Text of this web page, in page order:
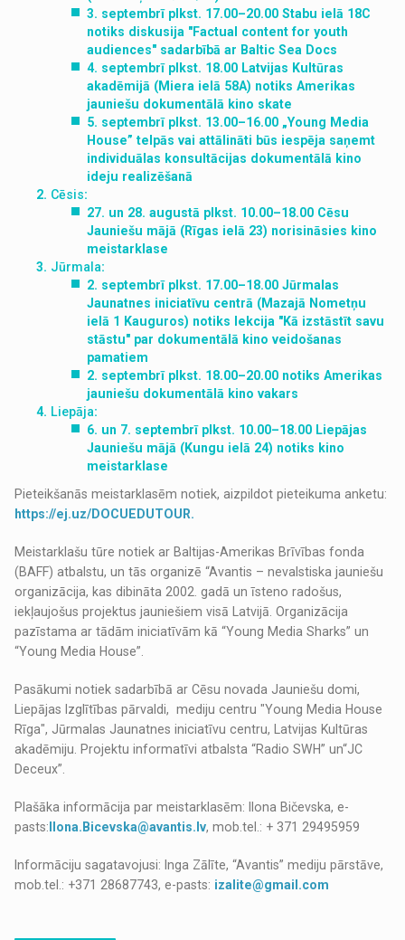
3. septembrī plkst. 17.00–20.00 Stabu ielā 18C
notiks diskusija "Factual content for youth
audiences" sadarbībā ar Baltic Sea Docs
4. septembrī plkst. 18.00 Latvijas Kultūras
akadēmijā (Miera ielā 58A) notiks Amerikas
jauniešu dokumentālā kino skate
5. septembrī plkst. 13.00–16.00 „Young Media
House” telpās vai attālināti būs iespēja saņemt
individuālas konsultācijas dokumentālā kino
ideju realizēšanā
Cēsis:
27. un 28. augustā plkst. 10.00–18.00 Cēsu
Jauniešu mājā (Rīgas ielā 23) norisināsies kino
meistarklase
Jūrmala:
2. septembrī plkst. 17.00–18.00 Jūrmalas
Jaunatnes iniciatīvu centrā (Mazajā Nometņu
ielā 1 Kauguros) notiks lekcija "Kā izstāstīt savu
stāstu" par dokumentālā kino veidošanas
pamatiem
2. septembrī plkst. 18.00–20.00 notiks Amerikas
jauniešu dokumentālā kino vakars
Liepāja:
6. un 7. septembrī plkst. 10.00–18.00 Liepājas
Jauniešu mājā (Kungu ielā 24) notiks kino
meistarklase
Pieteikšanās meistarklasēm notiek, aizpildot pieteikuma anketu:
https://ej.uz/DOCUEDUTOUR.
Meistarklašu tūre notiek ar Baltijas-Amerikas Brīvības fonda
(BAFF) atbalstu, un tās organizē “Avantis – nevalstiska jauniešu
organizācija, kas dibināta 2002. gadā un īsteno radošus,
iekļaujošus projektus jauniešiem visā Latvijā. Organizācija
pazīstama ar tādām iniciatīvām kā “Young Media Sharks” un
“Young Media House”.
Pasākumi notiek sadarbībā ar Cēsu novada Jauniešu domi,
Liepājas Izglītības pārvaldi, mediju centru "Young Media House
Rīga", Jūrmalas Jaunatnes iniciatīvu centru, Latvijas Kultūras
akadēmiju. Projektu informatīvi atbalsta “Radio SWH” un“JC
Deceux”.
Plašāka informācija par meistarklasēm: Ilona Bičevska, e-
pasts: Ilona.Bicevska@avantis.lv, mob.tel.: + 371 29495959
Informāciju sagatavojusi: Inga Zālīte, “Avantis” mediju pārstāve,
mob.tel.: +371 28687743, e-pasts: izalite@gmail.com